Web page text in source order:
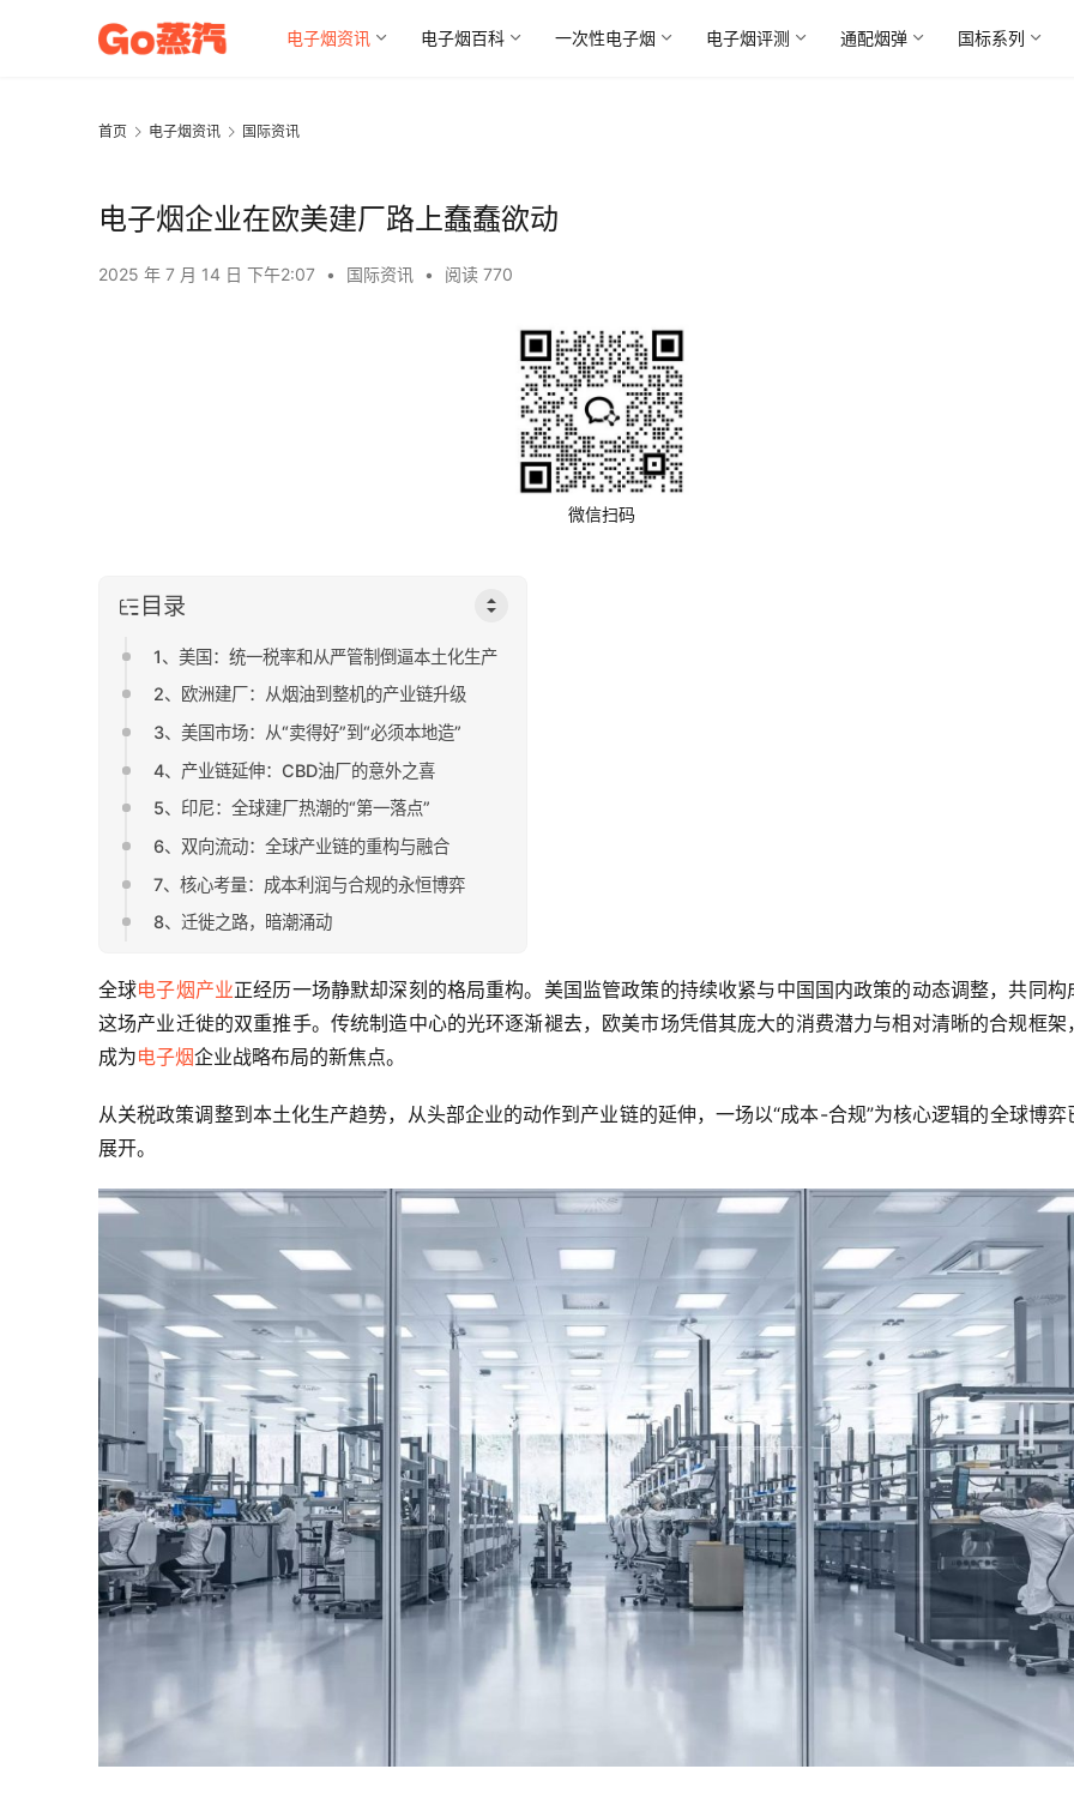
电子烟资讯 电子烟百科 一次性电子烟 电子烟评测 通配烟弹 国标系列
首页 电子烟资讯 国际资讯
电子烟企业在欧美建厂路上蠢蠢欲动
2025 年 7 月 14 日 下午2:07 • 国际资讯 • 阅读 770
微信扫码
目录
1、美国：统一税率和从严管制倒逼本土化生产
2、欧洲建厂：从烟油到整机的产业链升级
3、美国市场：从“卖得好”到“必须本地造”
4、产业链延伸：CBD油厂的意外之喜
5、印尼：全球建厂热潮的“第一落点”
6、双向流动：全球产业链的重构与融合
7、核心考量：成本利润与合规的永恒博弈
8、迁徙之路，暗潮涌动
全球电子烟产业正经历一场静默却深刻的格局重构。美国监管政策的持续收紧与中国国内政策的动态调整，共同构
这场产业迁徙的双重推手。传统制造中心的光环逐渐褪去，欧美市场凭借其庞大的消费潜力与相对清晰的合规框架
成为电子烟企业战略布局的新焦点。
从关税政策调整到本土化生产趋势，从头部企业的动作到产业链的延伸，一场以“成本-合规”为核心逻辑的全球博弈
展开。